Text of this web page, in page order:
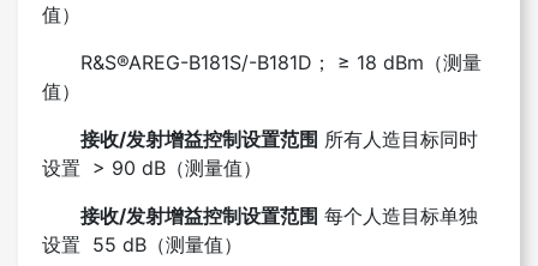
值）
R&S®AREG-B181S/-B181D； ≥ 18 dBm（测量
值）
接收/发射增益控制设置范围 所有人造目标同时
设置 > 90 dB（测量值）
接收/发射增益控制设置范围 每个人造目标单独
设置 55 dB（测量值）